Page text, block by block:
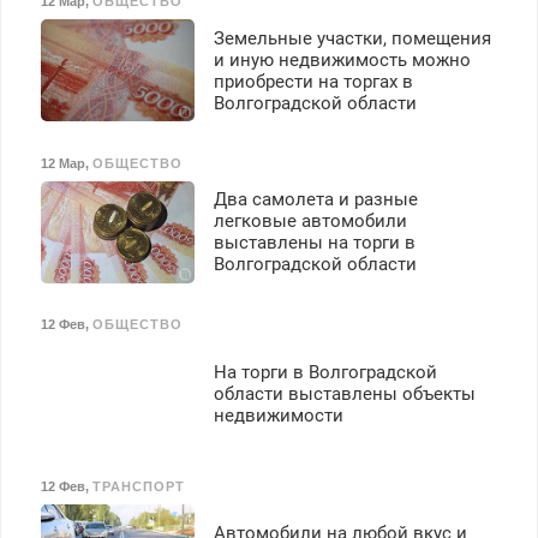
Земельные участки, помещения
и иную недвижимость можно
приобрести на торгах в
Волгоградской области
12 Мар, ОБЩЕСТВО
Два самолета и разные
легковые автомобили
выставлены на торги в
Волгоградской области
12 Фев, ОБЩЕСТВО
На торги в Волгоградской
области выставлены объекты
недвижимости
12 Фев, ТРАНСПОРТ
Автомобили на любой вкус и